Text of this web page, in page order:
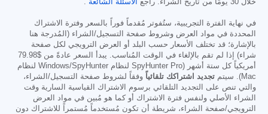
خلال 30 يومًا من تاريخ الشراء. راجع
الأسئلة الشائعة .
في نهاية الفترة التجريبية، ستُفوتر مُقدماً فوراً بالسعر وفترة الاشتراك
المحددة في مواد العرض وشروط صفحة التسجيل/الشراء (المُدرجة هنا
بالإشارة؛ قد تختلف الأسعار حسب البلد أو العرض الترويجي لكل صفحة
شراء) إذا لم تقم بالإلغاء في الوقت المُناسب. يبدأ السعر عادةً من $79.98
أمريكياً كل ستة أشهر (SpyHunter Pro لنظام Windows/SpyHunter لنظام
Mac). سيتم
تجديد اشتراكك تلقائياً وفقاً لشروط صفحة التسجيل/الشراء،
والتي تنص على التجديد التلقائي برسوم الاشتراك القياسية السارية وقت
الشراء الأصلي ولنفس فترة الاشتراك أو كما هو مُبين في مواد العرض
الترويجي/صفحة الشراء، شريطة أن تكون مُستخدماً مُستمراً للاشتراك دون